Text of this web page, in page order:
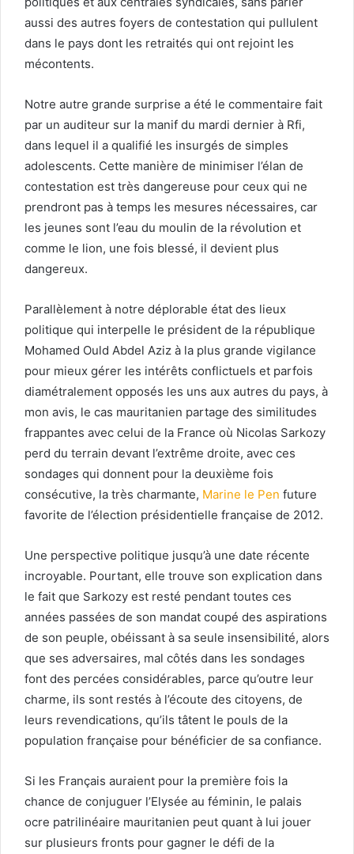
aussi des autres foyers de contestation qui pullulent
dans le pays dont les retraités qui ont rejoint les
mécontents.
Notre autre grande surprise a été le commentaire fait
par un auditeur sur la manif du mardi dernier à Rfi,
dans lequel il a qualifié les insurgés de simples
adolescents. Cette manière de minimiser l’élan de
contestation est très dangereuse pour ceux qui ne
prendront pas à temps les mesures nécessaires, car
les jeunes sont l’eau du moulin de la révolution et
comme le lion, une fois blessé, il devient plus
dangereux.
Parallèlement à notre déplorable état des lieux
politique qui interpelle le président de la république
Mohamed Ould Abdel Aziz à la plus grande vigilance
pour mieux gérer les intérêts conflictuels et parfois
diamétralement opposés les uns aux autres du pays, à
mon avis, le cas mauritanien partage des similitudes
frappantes avec celui de la France où Nicolas Sarkozy
perd du terrain devant l’extrême droite, avec ces
sondages qui donnent pour la deuxième fois
consécutive, la très charmante, Marine le Pen future
favorite de l’élection présidentielle française de 2012.
Une perspective politique jusqu’à une date récente
incroyable. Pourtant, elle trouve son explication dans
le fait que Sarkozy est resté pendant toutes ces
années passées de son mandat coupé des aspirations
de son peuple, obéissant à sa seule insensibilité, alors
que ses adversaires, mal côtés dans les sondages
font des percées considérables, parce qu’outre leur
charme, ils sont restés à l’écoute des citoyens, de
leurs revendications, qu’ils tâtent le pouls de la
population française pour bénéficier de sa confiance.
Si les Français auraient pour la première fois la
chance de conjuguer l’Elysée au féminin, le palais
ocre patrilinéaire mauritanien peut quant à lui jouer
sur plusieurs fronts pour gagner le défi de la